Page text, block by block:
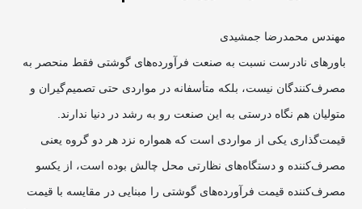
مهندس محمدرضا جمشیدی
باورهای نادرست نسبت به صنعت فرآورده‌های گوشتی فقط منحصر به
مصرف‌کنندگان نیست، بلکه متأسفانه در مواردی حتی تصمیم‌گیران و
متولیان هم نگاه درستی به این صنعت رو به رشد در دنیا ندارند.
قیمت‌گذاری یکی از مواردی است که همواره نزد هر دو گروه یعنی
مصرف‌کننده و دستگاه‌های نظارتی محل چالش بوده است‌، از یکسو
مصرف‌کننده قیمت فرآورده‌های گوشتی را مبنایی در مقایسه با قیمت